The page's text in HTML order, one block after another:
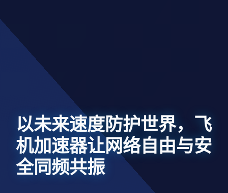
以未来速度防护世界，飞
机加速器让网络自由与安
全同频共振